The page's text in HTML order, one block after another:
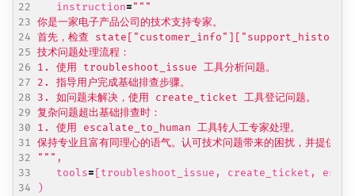
instruction=
""" ,
tools= [troubleshoot_issue , create_ticket ,
)